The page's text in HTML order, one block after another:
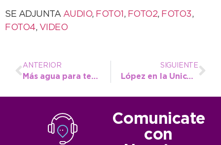
SE ADJUNTA AUDIO, FOTO1 , FOTO2, FOTO3,
FOTO4, VIDEO
ANTERIOR
Más agua para terminar la semana
SIGUIENTE
López en la Unicen: “Esto nos permite poder potenciarnos”
Comunicate
con